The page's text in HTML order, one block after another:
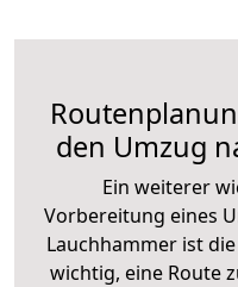
den Umzug
Ein weiterer
Vorbereitung eines
Lauchhammer ist die
wichtig, eine Route